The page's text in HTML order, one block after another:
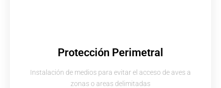
Protección Perimetral
Instalación de medios para evitar el acceso de aves a
zonas o areas delimitadas